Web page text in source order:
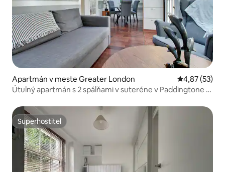
Apartmán v meste Greater London Priemerné
4,87 (53)
Útulný apartmán s 2 spálňami v suteréne v Paddingtone s
Superhostiteľ
Superhostiteľ